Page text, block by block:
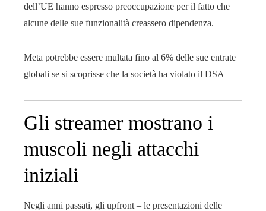
dell’UE hanno espresso preoccupazione per il fatto che
alcune delle sue funzionalità creassero dipendenza.
Meta potrebbe essere multata fino al 6% delle sue entrate
globali se si scoprisse che la società ha violato il DSA
Gli streamer mostrano i
muscoli negli attacchi
iniziali
Negli anni passati, gli upfront – le presentazioni delle